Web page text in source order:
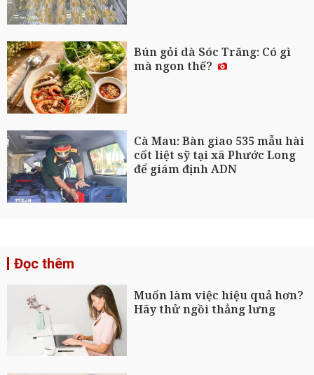
Bún gỏi dà Sóc Trăng: Có gì
mà ngon thế?
Cà Mau: Bàn giao 535 mẫu hài
cốt liệt sỹ tại xã Phước Long
để giám định ADN
Đọc thêm
Muốn làm việc hiệu quả hơn?
Hãy thử ngồi thẳng lưng